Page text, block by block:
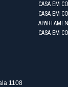
CASA EM
CASA EM
CASA EM
1108